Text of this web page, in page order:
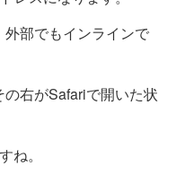
部でもインラインで
右がSafariで開いた状
ね。